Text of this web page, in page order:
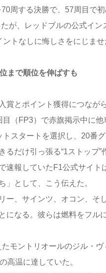
周する決勝で、57周目で
たが、レッドブルの公式イ
トなしに悔しさをにじませ
まで順位を伸ばすも
とポイント獲得につながら
（FP3）で赤旗掲示中に
スタートを選択し、20番
るだけ引っ張る“1ストップ”
報していたF1公式サイト
」として、こう伝えた。
ー、サインツ、オコン、
になる。彼らは燃料をフ
モントリオールのジル・
高温に達していた。